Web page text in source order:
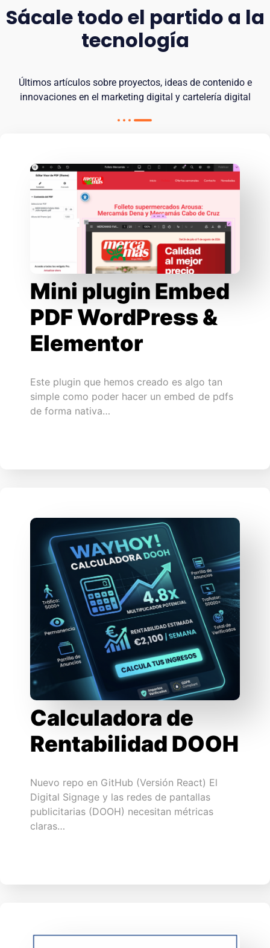
Sácale todo el partido a la
tecnología
Últimos artículos sobre proyectos, ideas de contenido e
innovaciones en el marketing digital y cartelería digital
Mini plugin Embed
PDF WordPress &
Elementor
Este plugin que hemos creado es algo tan
simple como poder hacer un embed de pdfs
de forma nativa…
Calculadora de
Rentabilidad DOOH
Nuevo repo en GitHub (Versión React) El
Digital Signage y las redes de pantallas
publicitarias (DOOH) necesitan métricas
claras…